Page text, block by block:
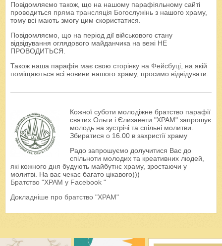
Повідомляємо також, що на нашому парафіяльному сайті
проводиться пряма трансляція Богослужінь з нашого храму,
тому всі мають змогу цим скористатися.
Повідомляємо, що на період дії військового стану
відвідування оглядового майданчика на вежі НЕ
ПРОВОДИТЬСЯ.
Також наша парафія має свою сторінку на Фейсбуці, на якій
поміщаються всі новини нашого храму, просимо відвідувати.
Кожної суботи молодіжне братство парафії
святих Ольги і Єлизавети "ХРАМ" запрошує
молодь на зустрічі та спільні молитви.
Збиратися о 16.00 в захристії храму
Радо запрошуємо долучитися Вас до
спільноти молодих та креативних людей,
які кожного дня будують майбутнє храму, зростаючи у
молитві. На вас чекає багато цікавого)))
Братство "ХРАМ у Facebook "
Докладніше про братство "ХРАМ"